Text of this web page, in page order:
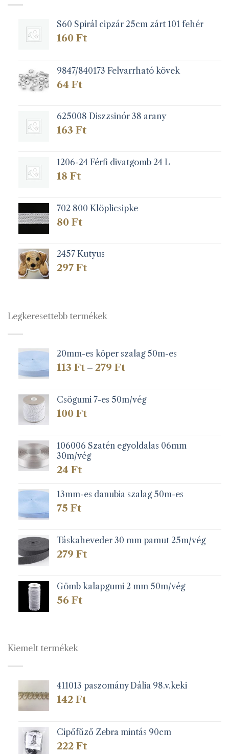
S60 Spirál cipzár 25cm zárt 101 fehér
160 Ft
9847/840173 Felvarrható kövek
64 Ft
625008 Diszzsinór 38 arany
163 Ft
1206-24 Férfi divatgomb 24 L
18 Ft
702 800 Klöplicsipke
80 Ft
2457 Kutyus
297 Ft
Legkeresettebb termékek
20mm-es köper szalag 50m-es
113 Ft – 279 FtÁrtartomány:
279 Ft
Csögumi 7-es 50m/vég
100 Ft
106006 Szatén egyoldalas 06mm
30m/vég
24 Ft
13mm-es danubia szalag 50m-es
75 Ft
Táskaheveder 30 mm pamut 25m/vég
279 Ft
Gömb kalapgumi 2 mm 50m/vég
56 Ft
Kiemelt termékek
411013 paszomány Dália 98.v.keki
142 Ft
Cipőfűző Zebra mintás 90cm
222 Ft